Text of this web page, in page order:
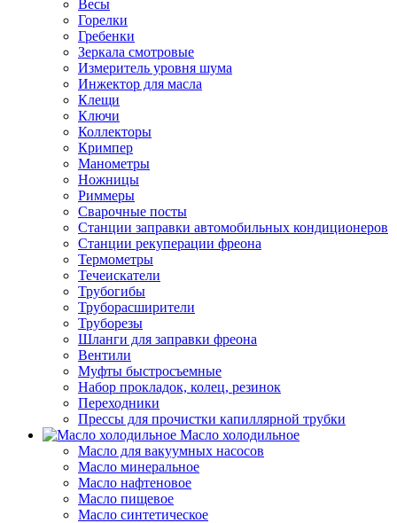
Весы
Горелки
Гребенки
Зеркала смотровые
Измеритель уровня шума
Инжектор для масла
Клещи
Ключи
Коллекторы
Кримпер
Манометры
Ножницы
Риммеры
Сварочные посты
Станции заправки автомобильных кондиционеров
Станции рекуперации фреона
Термометры
Течеискатели
Трубогибы
Труборасширители
Труборезы
Шланги для заправки фреона
Вентили
Муфты быстросъемные
Набор прокладок, колец, резинок
Переходники
Прессы для прочистки капиллярной трубки
Масло холодильное
Масло для вакуумных насосов
Масло минеральное
Масло нафтеновое
Масло пищевое
Масло синтетическое